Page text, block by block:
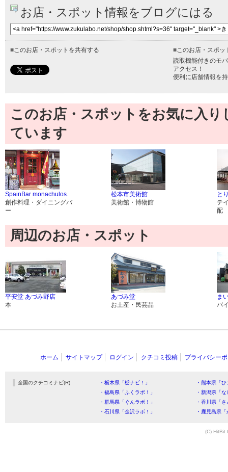
お店・スポット情報をブログにはる
■このお店・スポットを共有する ■このお店・スポッ
読取機能付きのモ
アクセス！
便利に店舗情報を
このお店・スポットをお気に入
ています
SpainBar monachulos.
創作料理・ダイニングバ
ー
松本市美術館
美術館・博物館
と
テ
配
周辺のお店・スポット
平安堂 あづみ野店
本
あづみ堂
お土産・民芸品
ま
バ
ホーム サイトマップ ログイン クチコミ投稿 プライバシー
全国のクチコミナビ(R) ・栃木県「栃ナビ！」
・熊本県「
・福島県「ふくラボ！」
・新潟県「
・群馬県「ぐんラボ！」
・香川県「
・石川県「金沢ラボ！」
・鹿児島県
(C) HitBit